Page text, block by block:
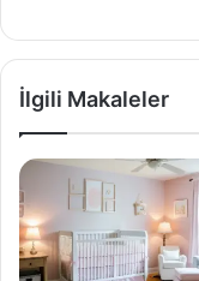
İlgili Makaleler